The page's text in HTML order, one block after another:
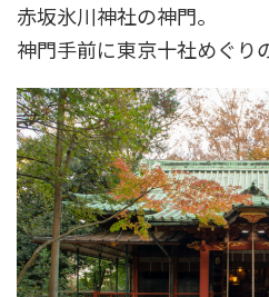
赤坂氷川神社の神門。
神門手前に東京十社めぐり